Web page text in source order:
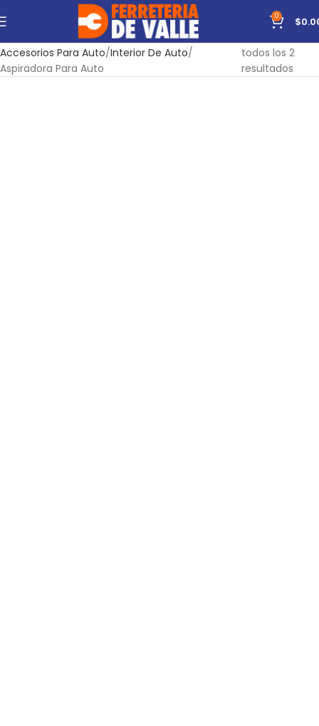
0 $
Mecánica y Automotriz Automotriz
Accesorios Para Auto Interior De Auto
Aspiradora Para Auto
todos los 2
resultados